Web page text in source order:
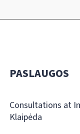
PASLAUGOS
Consultations at
Klaipėda